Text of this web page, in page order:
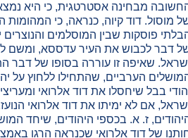
מבחינה אסטרטגית, כי היא
מוסול. דוד קיוה, כנראה, כי
פוסקות שבין המוסלמים והנוצרים
דבר לכבוש את העיר עדססא, ומשם
שאיפה זו עוררה בסופו של דבר
הערביים, שהתחילו ללחוץ על
בבל שיחסלו את דוד אלרואי
אם לא ימיתו את דוד אלרואי
ז. א. בכספי היהודים, שיחד
של דוד אלרואי שכנראה הרגו